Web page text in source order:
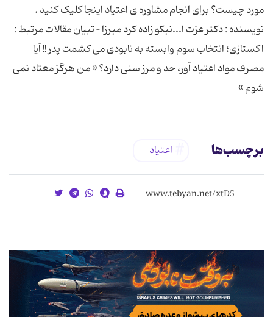
مورد چیست؟ برای انجام مشاوره ی اعتیاد اینجا کلیک کنید .
نویسنده : دکتر عزت ا...نیکو زاده کرد میرزا – تبیان مقالات مرتبط :
اكستازی؛ انتخاب سوم وابسته به نابودی می کشمت پدر !! آیا
مصرف مواد اعتیاد آور، حد و مرز سنی دارد؟ « من هرگز معتاد نمی
شوم »
برچسب‌ها اعتیاد